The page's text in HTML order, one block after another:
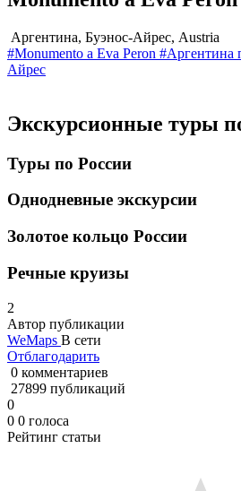
Аргентина, Буэнос-Айрес, Austria
#Monumento a Eva Peron #Аргентина
Айрес
Экскурсионные туры
Туры по России
Однодневные экскурсии
Золотое кольцо России
Речные круизы
2
Автор публикации
WeMaps В сети
Отблагодарить
0 комментариев
27899 публикаций
0
0 0 голоса
Рейтинг статьи